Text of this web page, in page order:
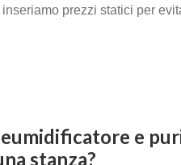
prezzi statici per
e
stanza?